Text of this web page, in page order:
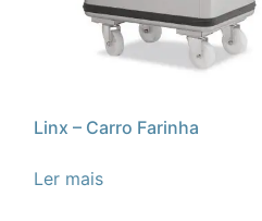
Linx – Carro Farinha
Ler mais